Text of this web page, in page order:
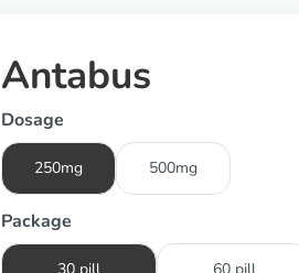
Antabus
Dosage
250mg 500mg
Package